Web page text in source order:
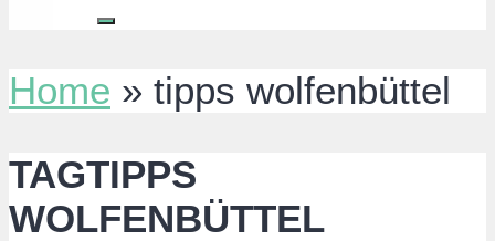
Home » tipps wolfenbüttel
TAGTIPPS
WOLFENBÜTTEL